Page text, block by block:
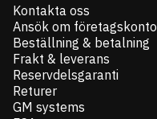
Kontakta oss
Ansök om företagskonto
Beställning & betalning
Frakt & leverans
Reservdelsgaranti
Returer
GM systems